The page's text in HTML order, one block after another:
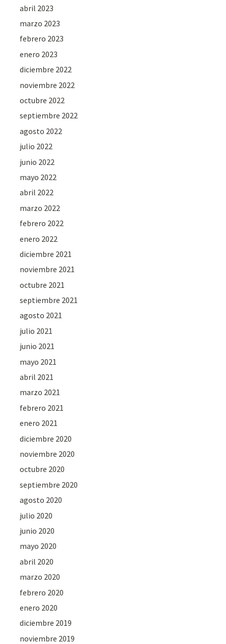
abril 2023
marzo 2023
febrero 2023
enero 2023
diciembre 2022
noviembre 2022
octubre 2022
septiembre 2022
agosto 2022
julio 2022
junio 2022
mayo 2022
abril 2022
marzo 2022
febrero 2022
enero 2022
diciembre 2021
noviembre 2021
octubre 2021
septiembre 2021
agosto 2021
julio 2021
junio 2021
mayo 2021
abril 2021
marzo 2021
febrero 2021
enero 2021
diciembre 2020
noviembre 2020
octubre 2020
septiembre 2020
agosto 2020
julio 2020
junio 2020
mayo 2020
abril 2020
marzo 2020
febrero 2020
enero 2020
diciembre 2019
noviembre 2019